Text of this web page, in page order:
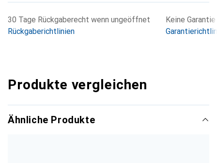
30 Tage Rückgaberecht wenn ungeöffnet
Rückgaberichtlinien
Keine Garantie
Produkte vergleichen
Ähnliche Produkte